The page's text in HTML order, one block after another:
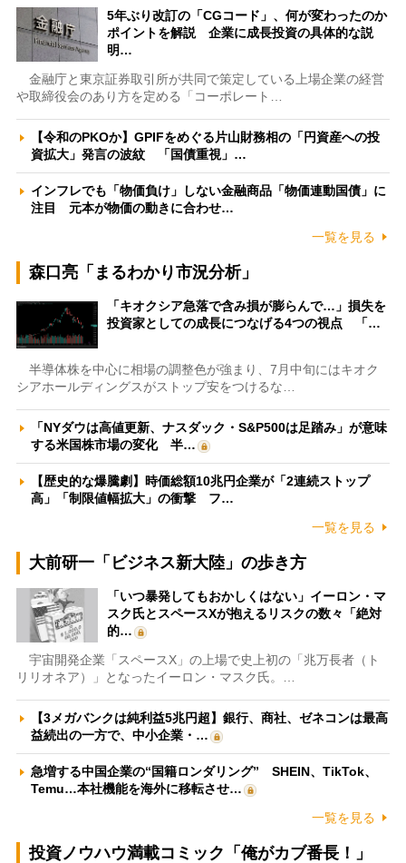
5年ぶり改訂の「CGコード」、何が変わったのか
ポイントを解説 企業に成長投資の具体的な説
明…
金融庁と東京証券取引所が共同で策定している上場企業の経営
や取締役会のあり方を定める「コーポレート…
【令和のPKOか】GPIFをめぐる片山財務相の「円資産への投
資拡大」発言の波紋 「国債重視」…
インフレでも「物価負け」しない金融商品「物価連動国債」に
注目 元本が物価の動きに合わせ…
一覧を見る
森口亮「まるわかり市況分析」
「キオクシア急落で含み損が膨らんで…」損失を
投資家としての成長につなげる4つの視点 「…
半導体株を中心に相場の調整色が強まり、7月中旬にはキオク
シアホールディングスがストップ安をつけるな…
「NYダウは高値更新、ナスダック・S&P500は足踏み」が意味
する米国株市場の変化 半…
【歴史的な爆騰劇】時価総額10兆円企業が「2連続ストップ
高」「制限値幅拡大」の衝撃 フ…
一覧を見る
大前研一「ビジネス新大陸」の歩き方
「いつ暴発してもおかしくはない」イーロン・マ
スク氏とスペースXが抱えるリスクの数々「絶対
的…
宇宙開発企業「スペースX」の上場で史上初の「兆万長者（ト
リリオネア）」となったイーロン・マスク氏。…
【3メガバンクは純利益5兆円超】銀行、商社、ゼネコンは最高
益続出の一方で、中小企業・…
急増する中国企業の“国籍ロンダリング” SHEIN、TikTok、
Temu…本社機能を海外に移転させ…
一覧を見る
投資ノウハウ満載コミック「俺がカブ番長！」